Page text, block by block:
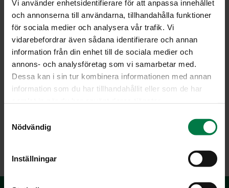
Vi använder enhetsidentifierare för att anpassa innehållet
och annonserna till användarna, tillhandahålla funktioner
för sociala medier och analysera vår trafik. Vi
vidarebefordrar även sådana identifierare och annan
information från din enhet till de sociala medier och
annons- och analysföretag som vi samarbetar med.
Dessa kan i sin tur kombinera informationen med annan
information som du har tillhandahållit eller som de har
c
Nödvändig
Inställningar
Kuva: Kotimaiset Kasvikset ry / Teppo Johansson